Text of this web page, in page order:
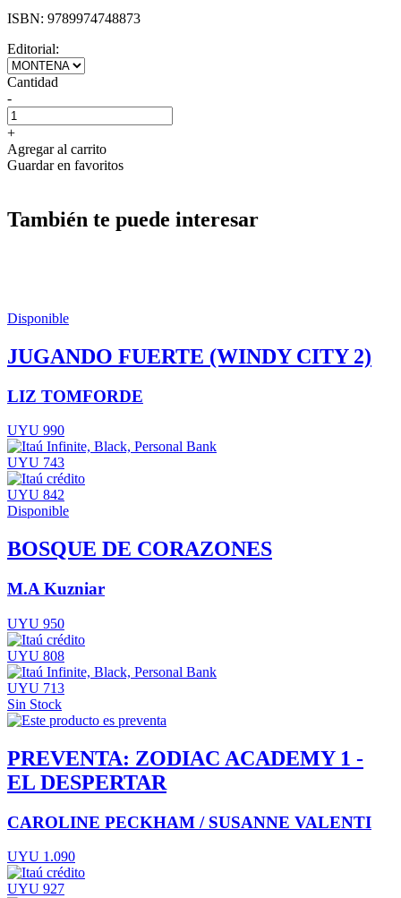
ISBN: 9789974748873
Editorial:
Cantidad
-
+
Agregar al carrito
Guardar en favoritos
También te puede interesar
Disponible
JUGANDO FUERTE (WINDY CITY 2)
LIZ TOMFORDE
UYU 990
UYU 743
UYU 842
Disponible
BOSQUE DE CORAZONES
M.A Kuzniar
UYU 950
UYU 808
UYU 713
Sin Stock
PREVENTA: ZODIAC ACADEMY 1 -
EL DESPERTAR
CAROLINE PECKHAM / SUSANNE VALENTI
UYU 1.090
UYU 927